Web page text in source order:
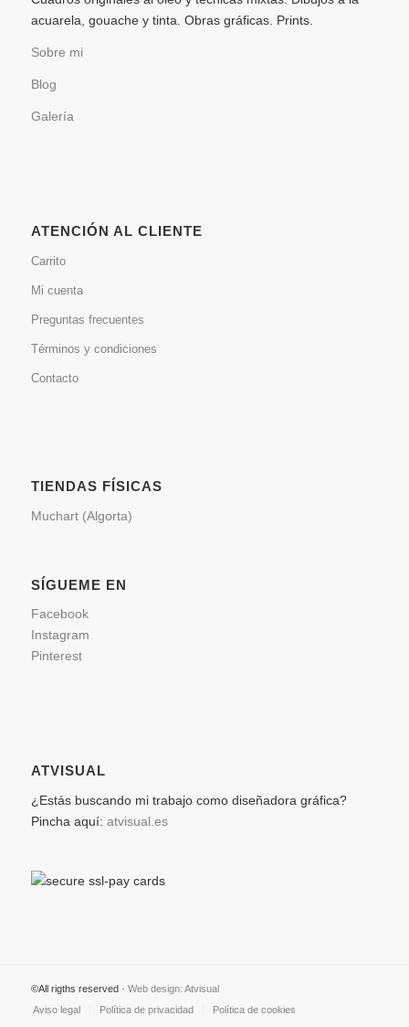
acuarela, gouache y tinta. Obras gráficas. Prints.
Sobre mi
Blog
Galería
ATENCIÓN AL CLIENTE
Carrito
Mi cuenta
Preguntas frecuentes
Términos y condiciones
Contacto
TIENDAS FÍSICAS
Muchart (Algorta)
SÍGUEME EN
Facebook
Instagram
Pinterest
ATVISUAL
¿Estás buscando mi trabajo como diseñadora gráfica?
Pincha aquí: atvisual.es
©All rigths reserved · Web design: Atvisual
Aviso legal
Política de privacidad Política de cookies